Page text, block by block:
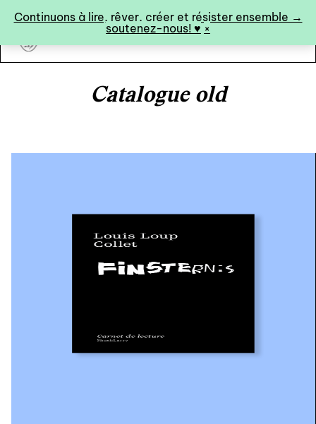
Continuons à lire, rêver, créer et résister ensemble →
soutenez-nous! ♥︎ ×
art&fiction
catalogue complet
à paraître
éditions de tête
agenda
Catalogue old